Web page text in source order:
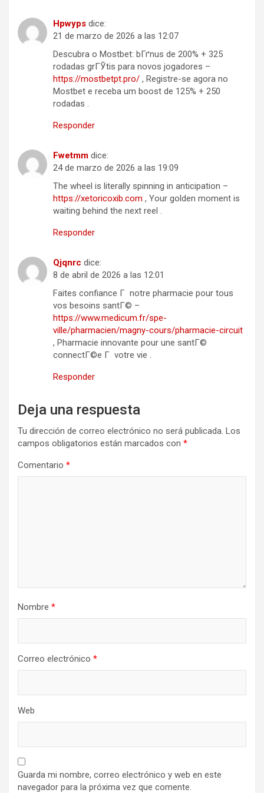
Hpwyps dice:
21 de marzo de 2026 a las 12:07
Descubra o Mostbet: bГґnus de 200% + 325
rodadas grГЎtis para novos jogadores –
https://mostbetpt.pro/ , Registre-se agora no
Mostbet e receba um boost de 125% + 250
rodadas .
Responder
Fwetmm dice:
24 de marzo de 2026 a las 19:09
The wheel is literally spinning in anticipation –
https://xetoricoxib.com , Your golden moment is
waiting behind the next reel .
Responder
Qjqnrc dice:
8 de abril de 2026 a las 12:01
Faites confiance Г notre pharmacie pour tous
vos besoins santГ© –
https://www.medicum.fr/spe-
ville/pharmacien/magny-cours/pharmacie-circuit
, Pharmacie innovante pour une santГ©
connectГ©e Г votre vie .
Responder
Deja una respuesta
Tu dirección de correo electrónico no será publicada. Los
campos obligatorios están marcados con *
Comentario *
Nombre *
Correo electrónico *
Web
Guarda mi nombre, correo electrónico y web en este
navegador para la próxima vez que comente.